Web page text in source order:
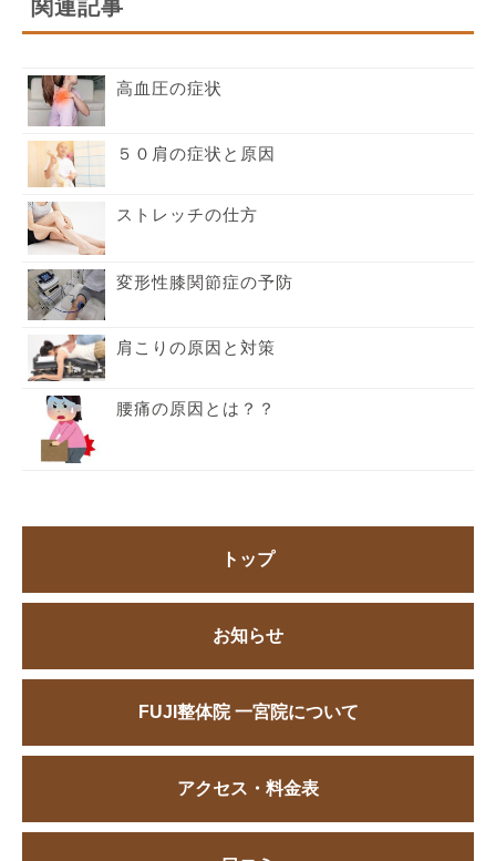
関連記事
高血圧の症状
５０肩の症状と原因
ストレッチの仕方
変形性膝関節症の予防
肩こりの原因と対策
腰痛の原因とは？？
トップ
お知らせ
FUJI整体院 一宮院について
アクセス・料金表